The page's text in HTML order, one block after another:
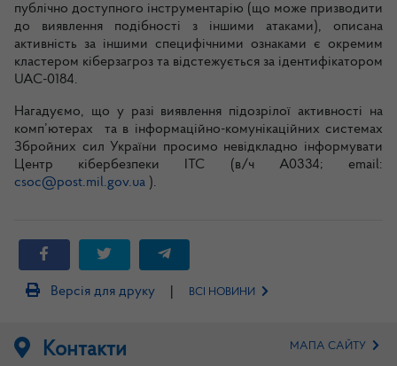
публічно доступного інструментарію (що може призводити
до виявлення подібності з іншими атаками), описана
активність за іншими специфічними ознаками є окремим
кластером кіберзагроз та відстежується за ідентифікатором
UAC-0184.
Нагадуємо, що у разі виявлення підозрілої активності на
комп’ютерах та в інформаційно-комунікаційних системах
Збройних сил України просимо невідкладно інформувати
Центр кібербезпеки ІТС (в/ч А0334; email:
csoc@post.mil.gov.ua ).
Версія для друку ВСІ НОВИНИ
Контакти МАПА САЙТУ